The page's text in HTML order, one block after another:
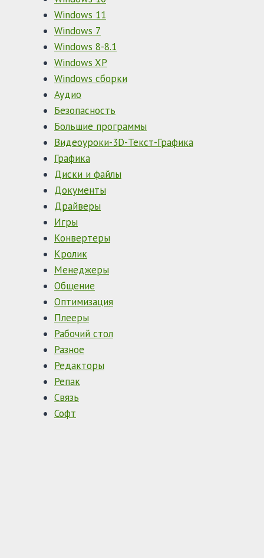
Windows 11
Windows 7
Windows 8-8.1
Windows XP
Windows сборки
Аудио
Безопасность
Большие программы
Видеоуроки-3D-Текст-Графика
Графика
Диски и файлы
Документы
Драйверы
Игры
Конвертеры
Кролик
Менеджеры
Общение
Оптимизация
Плееры
Рабочий стол
Разное
Редакторы
Репак
Связь
Софт